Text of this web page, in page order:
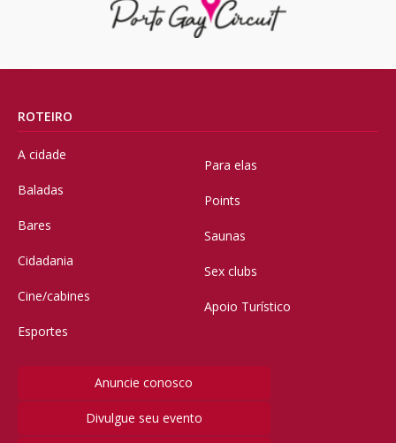
ROTEIRO
A cidade
Baladas
Bares
Cidadania
Cine/cabines
Esportes
Para elas
Points
Saunas
Sex clubs
Apoio Turístico
Anuncie conosco
Divulgue seu evento